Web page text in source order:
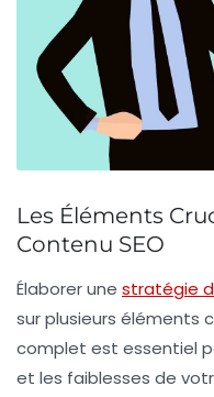
Les Éléments
Contenu SEO
Élaborer une stratégie
sur plusieurs éléments
complet est essentiel
et les faiblesses de